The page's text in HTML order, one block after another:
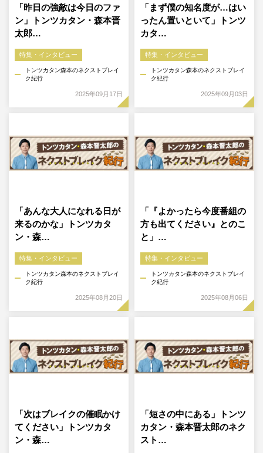
「昨日の強敵は今日のファ
ン」トンツカタン・森本晋
太郎…
特集・インタビュー
トンツカタン森本のネクストブレイ
ク紀行
2025年09月17日
「まず僕の知名度が…はい
ったん置いといて」トンツ
カタ…
特集・インタビュー
トンツカタン森本のネクストブレイ
ク紀行
2025年09月03日
「あんな大人になれる日が
来るのかな」トンツカタ
ン・森…
特集・インタビュー
トンツカタン森本のネクストブレイ
ク紀行
2025年08月20日
「『よかったら今度番組の
方も出てください』とのこ
と」…
特集・インタビュー
トンツカタン森本のネクストブレイ
ク紀行
2025年08月06日
「次はブレイクの催眠かけ
てください」トンツカタ
ン・森…
「短さの中にある」トンツ
カタン・森本晋太郎のネク
スト…